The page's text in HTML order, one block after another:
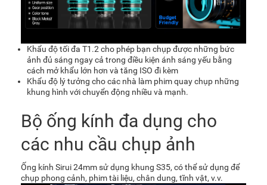
Khẩu độ tối đa T1.2 cho phép bạn chụp được những bức
ảnh đủ sáng ngay cả trong điều kiện ánh sáng yếu bằng
cách mở khẩu lớn hơn và tăng ISO đi kèm
Khẩu độ lý tưởng cho các nhà làm phim quay chụp những
khung hình với chuyển động nhiều và mạnh.
Bộ ống kính đa dụng cho
các nhu cầu chụp ảnh
Ống kính Sirui 24mm sử dụng khung S35, có thể sử dụng để
chụp phong cảnh, phim tài liệu, chân dung, tĩnh vật, v.v.